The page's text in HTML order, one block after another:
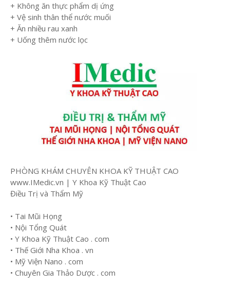
+ Không ăn thực phẩm dị ứng
+ Vệ sinh thân thể nước muối
+ Ăn nhiều rau xanh
+ Uống thêm nước lọc
PHÒNG KHÁM CHUYÊN KHOA KỸ THUẬT CAO
www.IMedic.vn | Y Khoa Kỹ Thuật Cao
Điều Trị và Thẩm Mỹ
• Tai Mũi Họng
• Nội Tổng Quát
• Y Khoa Kỹ Thuật Cao . com
• Thế Giới Nha Khoa . vn
• Mỹ Viện Nano . com
• Chuyên Gia Thảo Dược . com